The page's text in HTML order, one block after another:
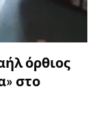
όρθιος
στο